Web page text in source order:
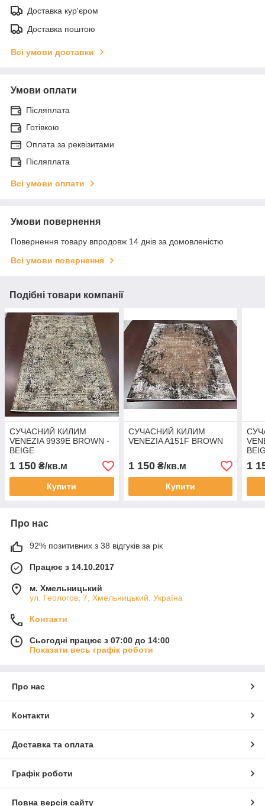
Доставка кур'єром
Доставка поштою
Всі умови доставки
Умови оплати
Післяплата
Готівкою
Оплата за реквізитами
Післяплата
Всі умови оплати
Умови повернення
Повернення товару впродовж 14 днів за домовленістю
Всі умови повернення
Подібні товари компанії
СУЧАСНИЙ КИЛИМ
VENEZIA 9939E BROWN -
BEIGE
1 150 ₴/кв.м
Купити
СУЧАСНИЙ КИЛИМ
VENEZIA A151F BROWN
1 150₴/кв.м
Купити
1
Про нас
92% позитивних з 38 відгуків за рік
Працює з 14.10.2017
м. Хмельницький
ул. Геологов, 7, Хмельницький, Україна
Контакти
Сьогодні працює з 07:00 до 14:00
Показати весь графік роботи
Про нас
Контакти
Доставка та оплата
Графік роботи
Повна версія сайту